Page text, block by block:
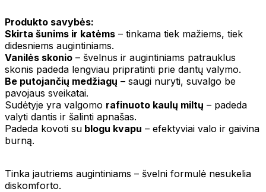
Produkto savybės:
Skirta šunims ir katėms – tinkama tiek mažiems, tiek
didesniems augintiniams.
Vanilės skonio – švelnus ir augintiniams patrauklus
skonis padeda lengviau pripratinti prie dantų valymo.
Be putojančių medžiagų – saugi nuryti, suvalgo be
pavojaus sveikatai.
Sudėtyje yra valgomo rafinuoto kaulų miltų – padeda
valyti dantis ir šalinti apnašas.
Padeda kovoti su blogu kvapu – efektyviai valo ir gaivina
burną.
Tinka jautriems augintiniams – švelni formulė nesukelia
diskomforto.